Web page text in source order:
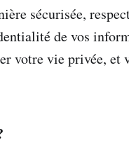
sécurisée,
de vos
votre vie privée, et